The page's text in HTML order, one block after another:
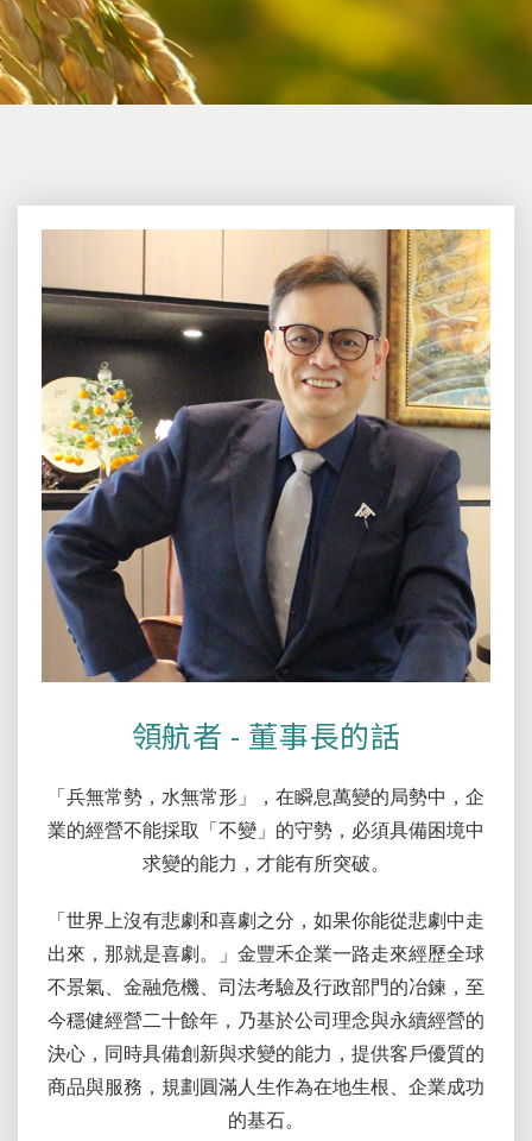
領航者 - 董事長的話
「兵無常勢，水無常形」，在瞬息萬變的局勢中，企
業的經營不能採取「不變」的守勢，必須具備困境中
求變的能力，才能有所突破。
「世界上沒有悲劇和喜劇之分，如果你能從悲劇中走
出來，那就是喜劇。」金豐禾企業一路走來經歷全球
不景氣、金融危機、司法考驗及行政部門的冶鍊，至
今穩健經營二十餘年，乃基於公司理念與永續經營的
決心，同時具備創新與求變的能力，提供客戶優質的
商品與服務，規劃圓滿人生作為在地生根、企業成功
的基石。